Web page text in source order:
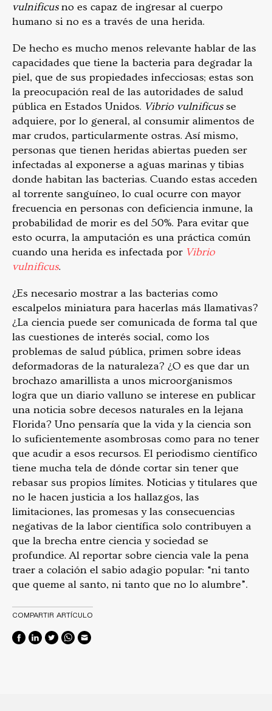
vulnificusno es capaz de ingresar al cuerpo
humano si no es a través de una herida.
De hecho es mucho menos relevante hablar de las
capacidades que tiene la bacteria para degradar la
piel, que de sus propiedades infecciosas; estas son
la preocupación real de las autoridades de salud
pública en Estados Unidos. Vibrio vulnificusse
adquiere, por lo general, al consumir alimentos de
mar crudos, particularmente ostras. Así mismo,
personas que tienen heridas abiertas pueden ser
infectadas al exponerse a aguas marinas y tibias
donde habitan las bacterias. Cuando estas acceden
al torrente sanguíneo, lo cual ocurre con mayor
frecuencia en personas con deficiencia inmune, la
probabilidad de morir es del 50%. Para evitar que
esto ocurra, la amputación es una práctica común
cuando una herida es infectada por Vibrio
vulnificus.
¿Es necesario mostrar a las bacterias como
escalpelos miniatura para hacerlas más llamativas?
¿La ciencia puede ser comunicada de forma tal que
las cuestiones de interés social, como los
problemas de salud pública, primen sobre ideas
deformadoras de la naturaleza? ¿O es que dar un
brochazo amarillista a unos microorganismos
logra que un diario valluno se interese en publicar
una noticia sobre decesos naturales en la lejana
Florida? Uno pensaría que la vida y la ciencia son
lo suficientemente asombrosas como para no tener
que acudir a esos recursos. El periodismo científico
tiene mucha tela de dónde cortar sin tener que
rebasar sus propios límites. Noticias y titulares que
no le hacen justicia a los hallazgos, las
limitaciones, las promesas y las consecuencias
negativas de la labor científica solo contribuyen a
que la brecha entre ciencia y sociedad se
profundice. Al reportar sobre ciencia vale la pena
traer a colación el sabio adagio popular: “ni tanto
que queme al santo, ni tanto que no lo alumbre”.
COMPARTIR ARTÍCULO